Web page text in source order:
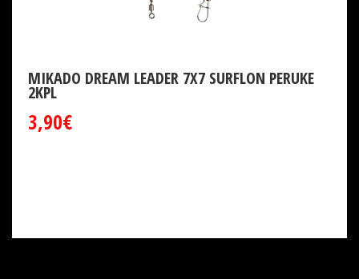
MIKADO DREAM LEADER 7X7 SURFLON PERUKE
2KPL
3,90€